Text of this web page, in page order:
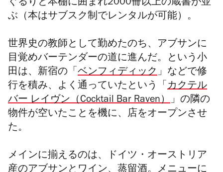
ぐるりと本棚に囲まれ2000冊以上の蔵書が並
ぶ（本はサブスク制でレンタルが可能）。
世界史の教師として勤めたのち、アブサンに
目覚めバーテンダーの道に進んだ。という小
田は、新宿の「 ベンフィディック」などで修
行を積み、よく通っていたという「 カクテル
バー レイヴン（Cocktail Bar Raven）」の隣の
物件が空いたことを機に、店をオープンさせ
た。
メインに揃えるのは、ドイツ・オーストリア